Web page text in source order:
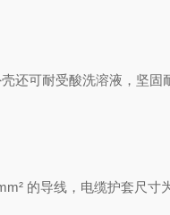
还可耐受酸洗溶液，坚固
的导线，电缆护套尺寸